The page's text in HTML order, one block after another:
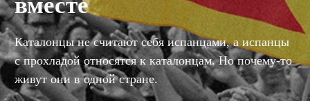
вместе
Каталонцы не считают себя испанцами, а испанцы
с прохладой относятся к каталонцам. Но почему-то
живут они в одной стране.